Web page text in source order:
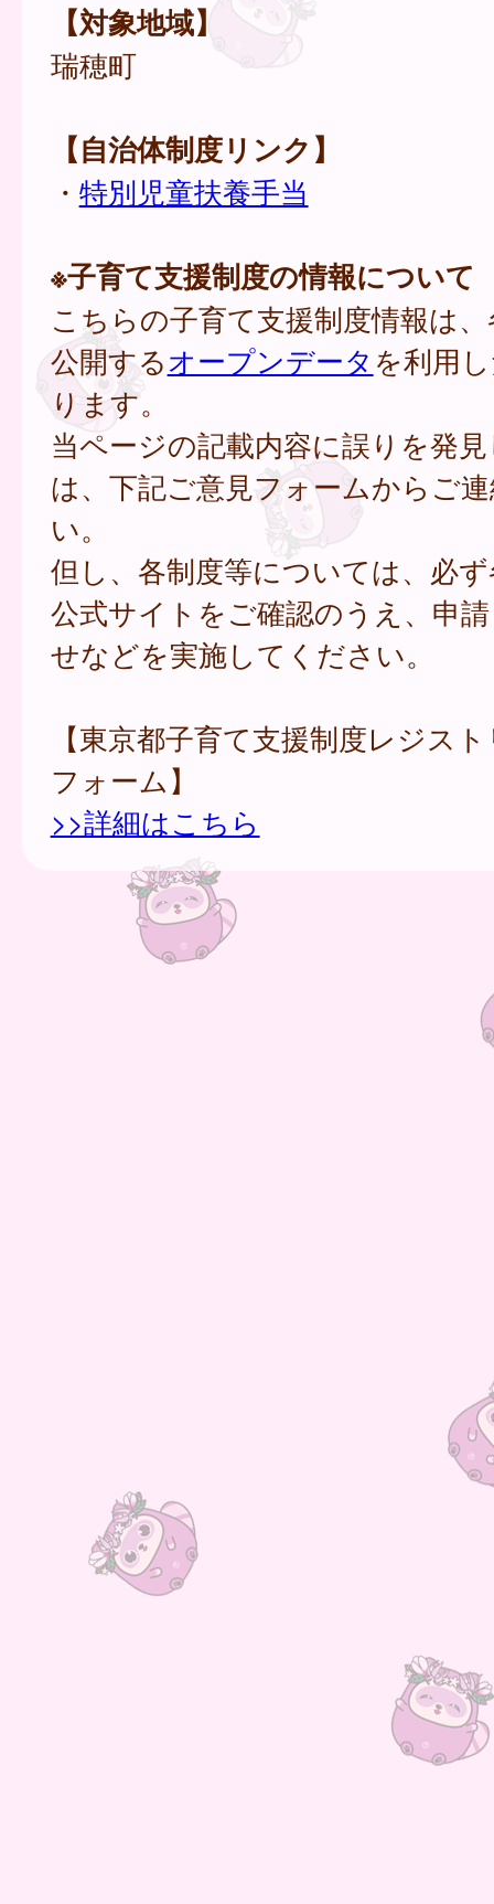
【対象地域】
瑞穂町
【自治体制度リンク】
・ 特別児童扶養手当
※子育て支援制度の情報について
こちらの子育て支援制度情報は
公開するオープンデータ を利用
ります。
当ページの記載内容に誤りを発
は、下記ご意見フォームからご
い。
但し、各制度等については、必
公式サイトをご確認のうえ、申
せなどを実施してください。
【東京都子育て支援制度レジス
フォーム】
>>詳細はこちら